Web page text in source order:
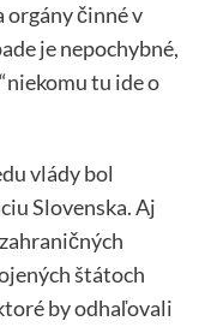
orgány činné v
je nepochybné,
tu ide o
vlády bol
Slovenska. Aj
štátoch
by odhaľovali